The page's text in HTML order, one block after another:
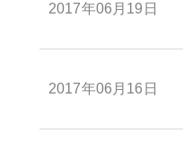
2017年06月19日
2017年06月16日